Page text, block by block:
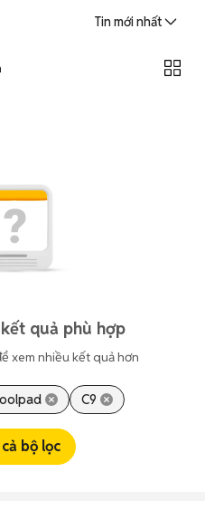
Tin mới nhất
quả phù hợp
xem nhiều kết quả hơn
C9
bộ lọc